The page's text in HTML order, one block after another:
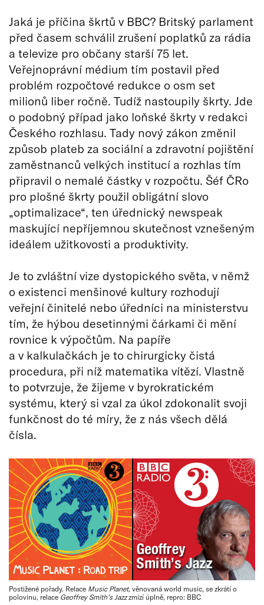
Jaká je příčina škrtů v BBC? Britský parlament
před časem schválil zrušení poplatků za rádia
a televize pro občany starší 75 let.
Veřejnoprávní médium tím postavil před
problém rozpočtové redukce o osm set
milionů liber ročně. Tudíž nastoupily škrty. Jde
o podobný případ jako loňské škrty v redakci
Českého rozhlasu. Tady nový zákon změnil
způsob plateb za sociální a zdravotní pojištění
zaměstnanců velkých institucí a rozhlas tím
připravil o nemalé částky v rozpočtu. Šéf ČRo
pro plošné škrty použil obligátní slovo
„optimalizace“, ten úřednický newspeak
maskující nepříjemnou skutečnost vznešeným
ideálem užitkovosti a produktivity.
Je to zvláštní vize dystopického světa, v němž
o existenci menšinové kultury rozhodují
veřejní činitelé nebo úředníci na ministerstvu
tím, že hýbou desetinnými čárkami či mění
rovnice k výpočtům. Na papíře
a v kalkulačkách je to chirurgicky čistá
procedura, při níž matematika vítězí. Vlastně
to potvrzuje, že žijeme v byrokratickém
systému, který si vzal za úkol zdokonalit svoji
funkčnost do té míry, že z nás všech dělá
čísla.
Postižené pořady. Relace Music Planet, věnovaná world music, se zkrátí o
polovinu, relace Geoffrey Smith’s Jazzzmizí úplně, repro: BBC